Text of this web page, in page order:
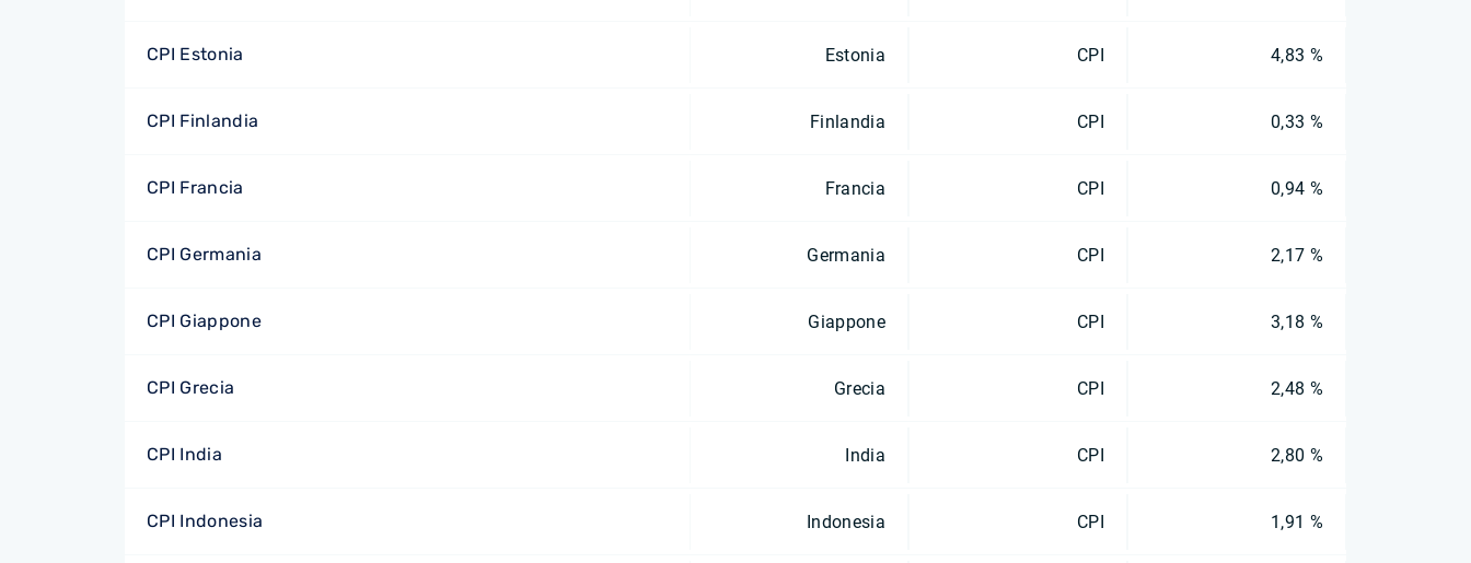
CPI Estonia Estonia CPI 4,83 %
CPI Finlandia Finlandia CPI 0,33 %
CPI Francia Francia CPI 0,94 %
CPI Germania Germania CPI 2,17 %
CPI Giappone Giappone CPI 3,18 %
CPI Grecia Grecia CPI 2,48 %
CPI India India CPI 2,80 %
CPI Indonesia Indonesia CPI 1,91 %